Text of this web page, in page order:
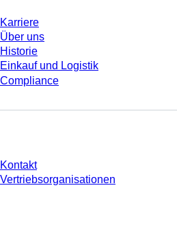
Karriere
Über uns
Historie
Einkauf und Logistik
Compliance
Kontakt
Vertriebsorganisationen